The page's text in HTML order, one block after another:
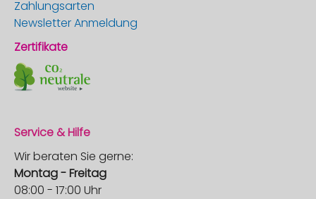
Zahlungsarten
Newsletter Anmeldung
Zertifikate
Service & Hilfe
Wir beraten Sie gerne:
Montag - Freitag
08:00 - 17:00 Uhr